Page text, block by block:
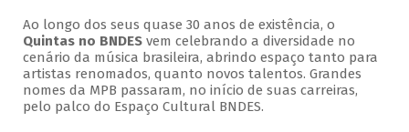
Ao longo dos seus quase 30 anos de existência, o
Quintas no BNDESvem celebrando a diversidade no
cenário da música brasileira, abrindo espaço tanto para
artistas renomados, quanto novos talentos. Grandes
nomes da MPB passaram, no início de suas carreiras,
pelo palco do Espaço Cultural BNDES.